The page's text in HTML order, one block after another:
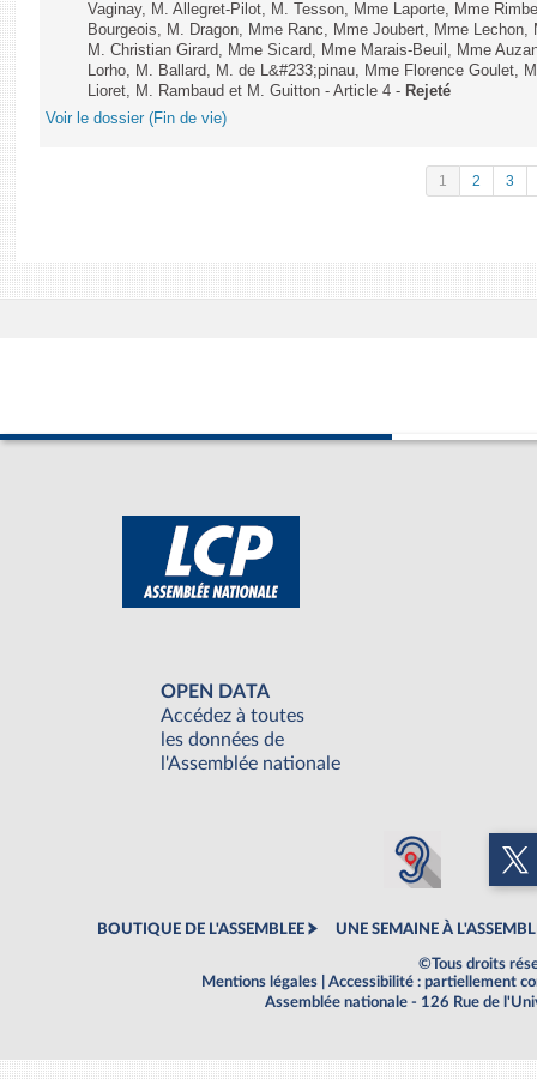
Vaginay, M. Allegret-Pilot, M. Tesson, Mme Laporte, Mme
Bourgeois, M. Dragon, Mme Ranc, Mme Joubert, Mme
M. Christian Girard, Mme Sicard, Mme Marais-Beuil, Mme
Lorho, M. Ballard, M. de L&#233;pinau, Mme Florence Goulet,
Lioret, M. Rambaud et M. Guitton - Article 4 - Rejeté
Voir le dossier (Fin de vie)
1 2 3
OPEN DATA
Accédez à toutes
les données de
l'Assemblée nationale
BOUTIQUE DE L'ASSEMBLEE UNE SEMAINE À
©Tous droits
Mentions légales
Accessibilité : partiellement
Assemblée nationale - 126 Rue de